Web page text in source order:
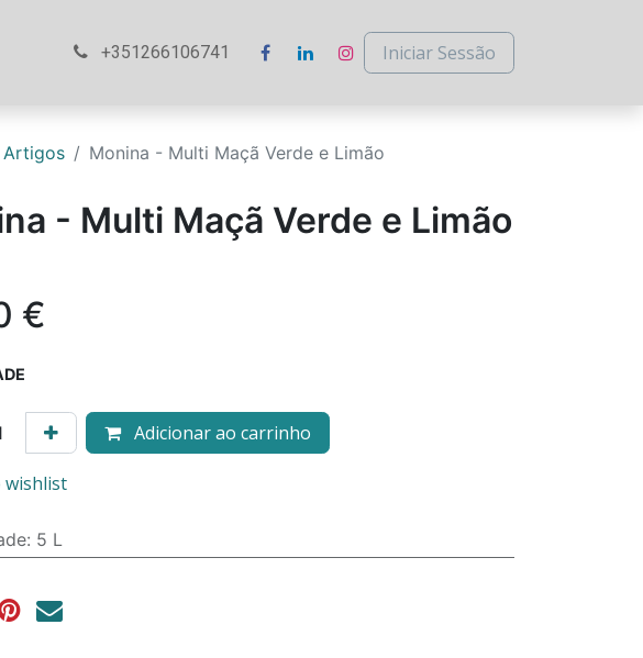
+351266106741 Iniciar Sessão
Artigos Monina - Multi Maçã Verde e Limão
- Multi Maçã Verde e Limão
€
Adicionar ao carrinho
wishlist
: 5 L